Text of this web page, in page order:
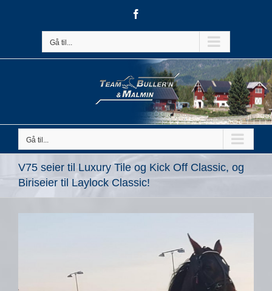
Gå til...
Gå til...
V75 seier til Luxury Tile og Kick Off Classic, og
Biriseier til Laylock Classic!